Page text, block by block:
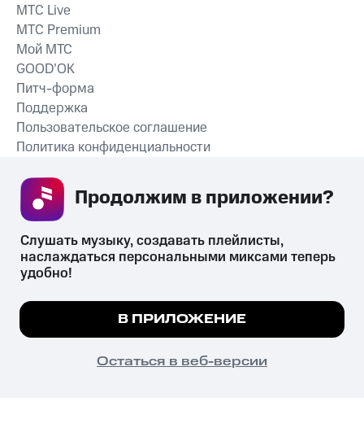
СКАЧАТЬ ПРИЛОЖЕНИЕ
MTС Live
MTС Premium
Мой МТС
GOOD’OK
Питч-форма
Поддержка
Пользовательское соглашение
Политика конфиденциальности
психотропных веществ, их аналогов причиняет вред здоровью,
их незаконный оборот запрещён и влечёт установленную
законодательством ответственность.
© 2026 ООО «КИОН».
Все права защищены
Мы используем куки, чтобы на сайте все
Подробнее
ПОНЯТНО
Слушать музыку, создавать плейлисты,
наслаждаться персональными миксами теперь
удобно!
В ПРИЛОЖЕНИЕ
Остаться в веб-версии